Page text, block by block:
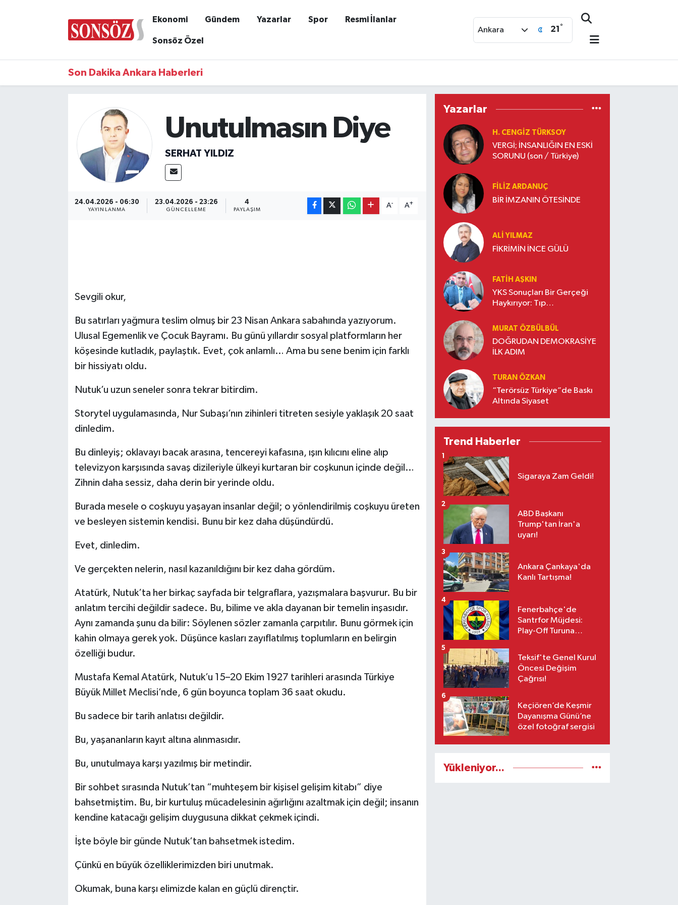
Ekonomi Gündem Yazarlar Spor Resmi İlanlar
Sonsöz Özel
Ankara 21 °
Son Dakika Ankara Haberleri
Unutulmasın Diye
SERHAT YILDIZ
24.04.2026 - 06:30
YAYINLANMA
23.04.2026 - 23:26
GÜNCELLEME
4
PAYLAŞIM
A- A+
Sevgili okur,
Bu satırları yağmura teslim olmuş bir 23 Nisan Ankara sabahında yazıyorum.
Ulusal Egemenlik ve Çocuk Bayramı. Bu günü yıllardır sosyal platformların her
köşesinde kutladık, paylaştık. Evet, çok anlamlı… Ama bu sene benim için farklı
bir hissiyatı oldu.
Nutuk’u uzun seneler sonra tekrar bitirdim.
Storytel uygulamasında, Nur Subaşı’nın zihinleri titreten sesiyle yaklaşık 20 saat
dinledim.
Bu dinleyiş; oklavayı bacak arasına, tencereyi kafasına, ışın kılıcını eline alıp
televizyon karşısında savaş dizileriyle ülkeyi kurtaran bir coşkunun içinde değil…
Zihnin daha sessiz, daha derin bir yerinde oldu.
Burada mesele o coşkuyu yaşayan insanlar değil; o yönlendirilmiş coşkuyu üreten
ve besleyen sistemin kendisi. Bunu bir kez daha düşündürdü.
Evet, dinledim.
Ve gerçekten nelerin, nasıl kazanıldığını bir kez daha gördüm.
Atatürk, Nutuk’ta her birkaç sayfada bir telgraflara, yazışmalara başvurur. Bu bir
anlatım tercihi değildir sadece. Bu, bilime ve akla dayanan bir temelin inşasıdır.
Aynı zamanda şunu da bilir: Söylenen sözler zamanla çarpıtılır. Bunu görmek için
kahin olmaya gerek yok. Düşünce kasları zayıflatılmış toplumların en belirgin
özelliği budur.
Mustafa Kemal Atatürk, Nutuk’u 15–20 Ekim 1927 tarihleri arasında Türkiye
Büyük Millet Meclisi’nde, 6 gün boyunca toplam 36 saat okudu.
Bu sadece bir tarih anlatısı değildir.
Bu, yaşananların kayıt altına alınmasıdır.
Bu, unutulmaya karşı yazılmış bir metindir.
Bir sohbet sırasında Nutuk’tan “muhteşem bir kişisel gelişim kitabı” diye
bahsetmiştim. Bu, bir kurtuluş mücadelesinin ağırlığını azaltmak için değil; insanın
kendine katacağı gelişim duygusuna dikkat çekmek içindi.
İşte böyle bir günde Nutuk’tan bahsetmek istedim.
Çünkü en büyük özelliklerimizden biri unutmak.
Okumak, buna karşı elimizde kalan en güçlü dirençtir.
Yazarlar
H. CENGIZ TÜRKSOY
VERGİ; İNSANLIĞIN EN ESKİ
SORUNU (son / Türkiye)
FILIZ ARDANUÇ
BİR İMZANIN ÖTESİNDE
ALI YILMAZ
FİKRİMİN İNCE GÜLÜ
FATIH AŞKIN
YKS Sonuçları Bir Gerçeği
Haykırıyor: Tıp
Dönem Başladı* -3-
MURAT ÖZBÜLBÜL
DOĞRUDAN DEMOKRASİYE
İLK ADIM
TURAN ÖZKAN
“Terörsüz Türkiye”de Baskı
Altında Siyaset
Trend Haberler
Sigaraya Zam Geldi!
1
ABD Başkanı
Trump'tan İran'a
uyarı!
2
Ankara Çankaya'da
Kanlı Tartışma!
3
Fenerbahçe'de
Santrfor Müjdesi:
Play-Off Turuna
4
Teksif'te Genel Kurul
Öncesi Değişim
Çağrısı!
5
Keçiören’de Keşmir
Dayanışma Günü’ne
özel fotoğraf sergisi
6
Yükleniyor...